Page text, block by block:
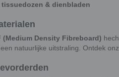
& dienbladen
(Medium Density Fibreboard)
een natuurlijke uitstraling. Ontdek